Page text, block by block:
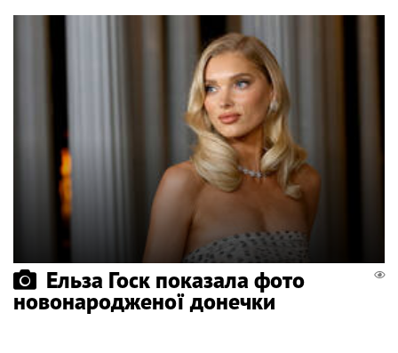
Ельза Госк показала фото
новонародженої донечки